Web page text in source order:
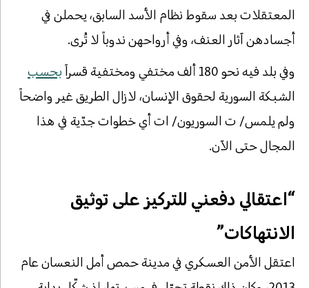
المعتقلات بعد سقوط نظام الأسد السابق، يحملن في
أجسادهن آثار العنف، وفي أرواحهن ندوباً لا تُرى.
وفي بلد فيه نحو 180 ألف مختفي ومختفية قسراً
بحسب
الشبكة السورية لحقوق الإنسان، لازال الطريق غير واضحاً
ولم يلمس/ ت السوريون/ ات أي خطوات جدّية في هذا
المجال حتى الآن.
“اعتقالي دفعني للتركيز على توثيق
الانتهاكات”
اعتقل الأمن العسكري في مدينة حمص أمل النعسان عام